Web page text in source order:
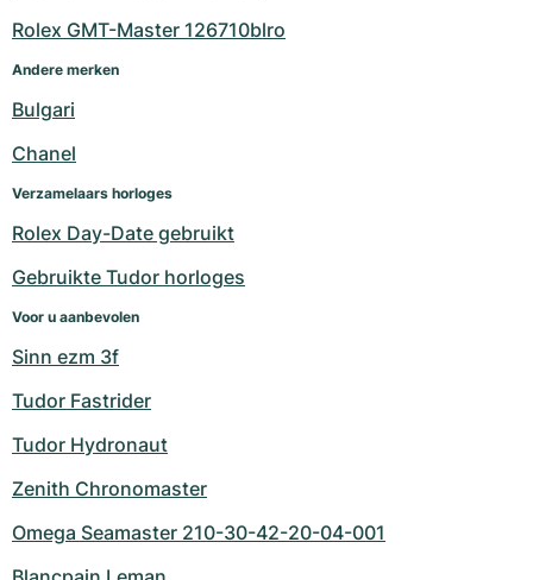
Rolex GMT-Master 126710blro
Andere merken
Bulgari
Chanel
Verzamelaars horloges
Rolex Day-Date gebruikt
Gebruikte Tudor horloges
Voor u aanbevolen
Sinn ezm 3f
Tudor Fastrider
Tudor Hydronaut
Zenith Chronomaster
Omega Seamaster 210-30-42-20-04-001